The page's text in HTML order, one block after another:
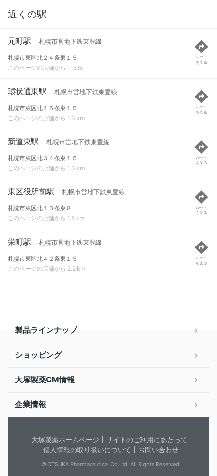
近くの駅
元町駅 札幌市営地下鉄東豊線
札幌市東区北２４条東１５
このページの店舗から 115 m
ルート
を見る
環状通東駅 札幌市営地下鉄東豊線
札幌市東区北１５条東１５
このページの店舗から 1.3 km
ルート
を見る
新道東駅 札幌市営地下鉄東豊線
札幌市東区北３４条東１５
このページの店舗から 1.3 km
ルート
を見る
東区役所前駅 札幌市営地下鉄東豊線
札幌市東区北１３条東８
このページの店舗から 1.8 km
ルート
を見る
栄町駅 札幌市営地下鉄東豊線
札幌市東区北４２条東１５
このページの店舗から 2.2 km
ルート
を見る
製品ラインナップ
ショッピング
大塚製薬CM情報
企業情報
大塚製薬ホームページ
サイトのご利用にあたって
個人情報の取り扱いについて
お問い合わせ
© OTSUKA Pharmaceutical Co.Ltd. All Rights Reserved.